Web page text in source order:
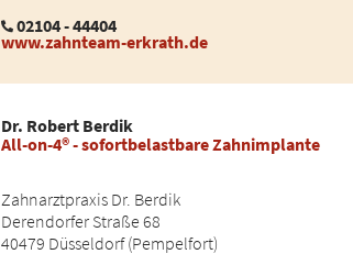
02104 - 44404
www.zahnteam-erkrath.de
Dr. Robert Berdik
All-on-4® - sofortbelastbare Zahnimplante
Zahnarztpraxis Dr. Berdik
Derendorfer Straße 68
40479 Düsseldorf (Pempelfort)